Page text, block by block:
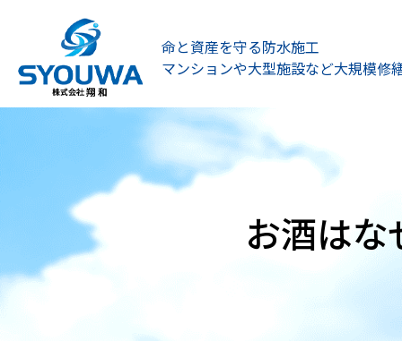
命と資産を守る防水施工
マンションや大型施設など大規模修
お酒は